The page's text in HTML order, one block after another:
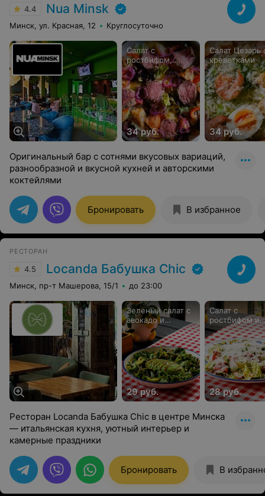
4.4 Nua Minsk
Минск, ул. Красная, 12 Круглосуточно
Салат с
ростбифом,
соусом айоли,
перцем и
печеным
картофелем
34 руб.
Салат Цезарь
креветками
34 руб.
Оригинальный бар с сотнями вкусовых вариаций,
разнообразной и вкусной кухней и авторскими
коктейлями
Бронировать В избранное
РЕСТОРАН
4.5 Locanda Бабушка Chic
Минск, пр-т Машерова, 15/1 до 23:00
Зеленый салат с
авокадо и
хумусом
29 руб.
Салат с
ростбифом и
пармезаном
28 руб.
Ресторан Locanda Бабушка Chic в центре Минска
— итальянская кухня, уютный интерьер и
камерные праздники
Бронировать В